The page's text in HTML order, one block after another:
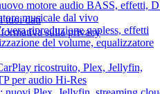
motore audio BASS, effetti,
musicale dal vivo
vera riproduzione gapless, effetti
del volume, equalizzatore
ricostruito, Plex, Jellyfin,
per audio Hi-Res
tuoi dati
sulla privacy